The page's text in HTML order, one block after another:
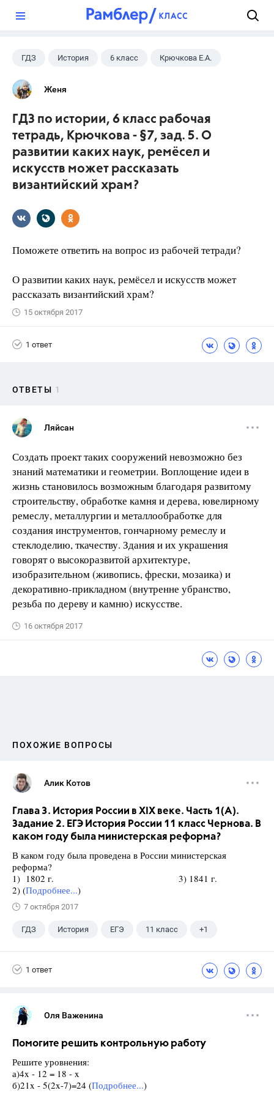
ГДЗ История 6 класс Крючкова Е.А.
Женя
ГДЗ по истории, 6 класс рабочая
тетрадь, Крючкова - §7, зад. 5. О
развитии каких наук, ремёсел и
искусств может рассказать
византийский храм?
Поможете ответить на вопрос из рабочей тетради?
О развитии каких наук, ремёсел и искусств может
рассказать византийский храм?
15 октября 2017
1 ответ
ОТВЕТЫ 1
Ляйсан
Создать проект таких сооружений невозможно без
знаний математики и геометрии. Воплощение идеи в
жизнь становилось возможным благодаря развитому
строительству, обработке камня и дерева, ювелирному
ремеслу, металлургии и металлообработке для
создания инструментов, гончарному ремеслу и
стеклоделию, ткачеству. Здания и их украшения
говорят о высокоразвитой архитектуре,
изобразительном (живопись, фрески, мозаика) и
декоративно-прикладном (внутренне убранство,
резьба по дереву и камню) искусстве.
16 октября 2017
ПОХОЖИЕ ВОПРОСЫ
Алик Котов
Глава 3. История России в XIX веке. Часть 1(A).
Задание 2. ЕГЭ История России 11 класс Чернова. В
каком году была министерская реформа?
В каком году была проведена в России министерская
реформа?
1) 1802 г. 3) 1841 г.
2) (Подробнее...)
7 октября 2017
ГДЗ История ЕГЭ 11 класс +1
1 ответ
Оля Важенина
Помогите решить контрольную работу
Решите уровнения:
а)4x - 12 = 18 - x
б)21x - 5(2x-7)=24 (Подробнее...)